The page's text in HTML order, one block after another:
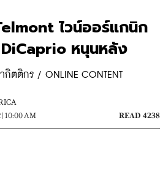
ไวน์ออร์แกนิก
หนุนหลัง
ตติกร / ONLINE CONTENT
| 10:00 AM
READ 4238